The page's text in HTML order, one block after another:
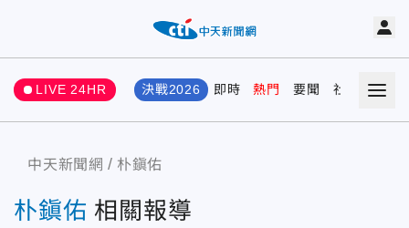
LIVE 24HR 決戰2026 即時 熱門 要聞 社會 娛樂
中天新聞網 朴鎭佑
朴鎭佑 相關報導